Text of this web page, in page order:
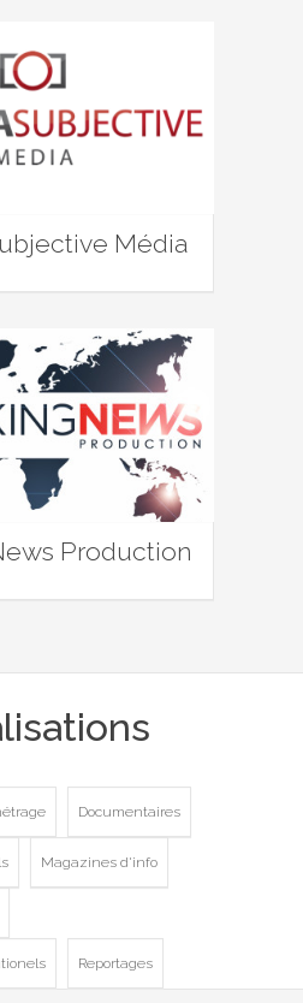
Média
Production
Documentaires
Magazines d'info
Reportages